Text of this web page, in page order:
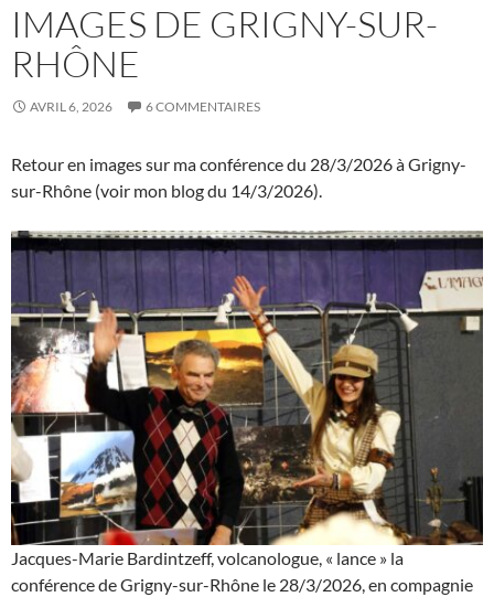
IMAGES DE GRIGNY-SUR-
RHÔNE
AVRIL 6, 2026 6 COMMENTAIRES
Retour en images sur ma conférence du 28/3/2026 à Grigny-
sur-Rhône (voir mon blog du 14/3/2026).
Jacques-Marie Bardintzeff, volcanologue, « lance » la
conférence de Grigny-sur-Rhône le 28/3/2026, en compagnie